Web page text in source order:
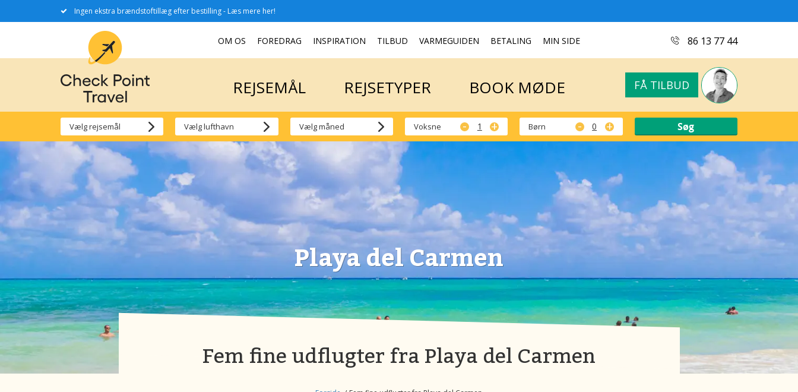
Ingen ekstra brændstoftillæg efter bestilling - Læs mere her!
86 13 77 44
OM OS FOREDRAG INSPIRATION TILBUD VARMEGUIDEN BETALING MIN SIDE
REJSEMÅL REJSETYPER BOOK MØDE FÅ TILBUD
REJSEMÅL REJSETYPER BOOK MØDE FÅ TILBUD
Voksne - + Børn - +
Playa del Carmen
Fem fine udflugter fra Playa del Carmen